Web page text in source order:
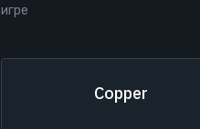
игре
Copper